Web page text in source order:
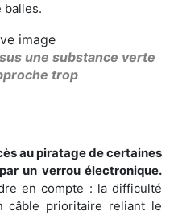
balles.
une substance verte
trop
au piratage de certaines
un verrou électronique.
en compte : la difficulté
câble prioritaire reliant le